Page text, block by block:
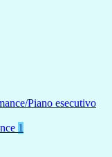
Piano esecutivo
1